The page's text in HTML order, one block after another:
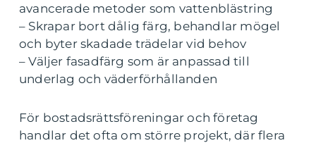
avancerade metoder som vattenblästring
– Skrapar bort dålig färg, behandlar mögel
och byter skadade trädelar vid behov
– Väljer fasadfärg som är anpassad till
underlag och väderförhållanden
För bostadsrättsföreningar och företag
handlar det ofta om större projekt, där flera